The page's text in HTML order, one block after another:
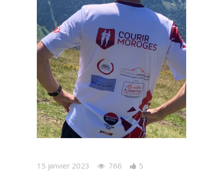
15 janvier 2023 766 5